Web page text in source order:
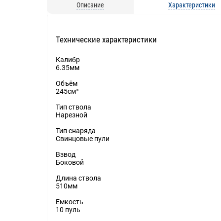
Описание Характеристики
Технические характеристики
Калибр
6.35мм
Объём
245см³
Тип ствола
Нарезной
Тип снаряда
Свинцовые пули
Взвод
Боковой
Длина ствола
510мм
Емкость
10 пуль